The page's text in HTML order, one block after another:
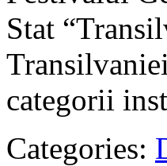
Stat
categorii
Categories: